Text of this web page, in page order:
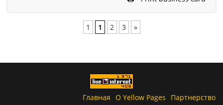
1 1 2 3 »
Главная О Yellow Pages
Партнерство